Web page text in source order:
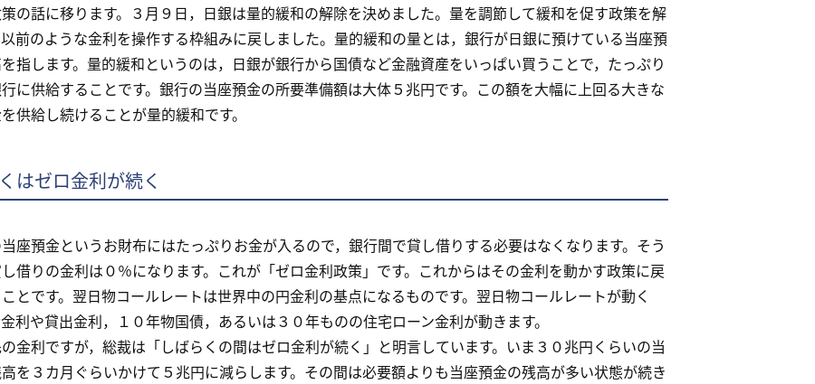
の話に移ります。３月９日，日銀は量的緩和の解除を決めました。量を調節して緩和を促す政策を解
前のような金利を操作する枠組みに戻しました。量的緩和の量とは，銀行が日銀に預けている当座預
指します。量的緩和というのは，日銀が銀行から国債など金融資産をいっぱい買うことで，たっぷり
に供給することです。銀行の当座預金の所要準備額は大体５兆円です。この額を大幅に上回る大きな
供給し続けることが量的緩和です。
はゼロ金利が続く
座預金というお財布にはたっぷりお金が入るので，銀行間で貸し借りする必要はなくなります。そう
借りの金利は０％になります。これが「ゼロ金利政策」です。これからはその金利を動かす政策に戻
とです。翌日物コールレートは世界中の円金利の基点になるものです。翌日物コールレートが動く
利や貸出金利，１０年物国債，あるいは３０年ものの住宅ローン金利が動きます。
金利ですが，総裁は「しばらくの間はゼロ金利が続く」と明言しています。いま３０兆円くらいの当
を３カ月ぐらいかけて５兆円に減らします。その間は必要額よりも当座預金の残高が多い状態が続き